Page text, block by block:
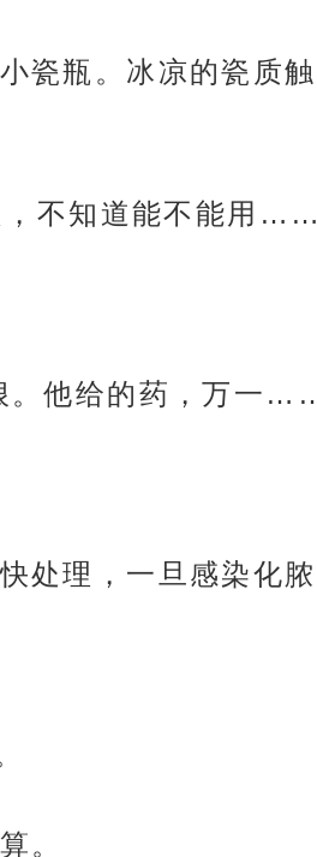
瓷瓶。冰凉的瓷质
，不知道能不能用
他给的药，万一
处理，一旦感染化
。